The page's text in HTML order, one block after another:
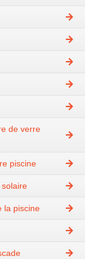
de verre
piscine
la piscine